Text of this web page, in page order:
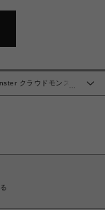
クラウドモンス